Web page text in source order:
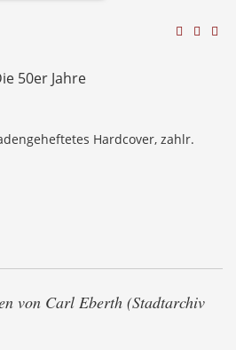
50er Jahre
Hardcover, zahlr.
von Carl Eberth (Stadtarchiv